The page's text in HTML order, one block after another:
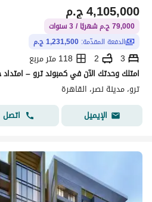
ج.م4,105,000
79,000 ج.م شهريًا / 3 سنوات
الدفعة المقدّمة: 1,231,500 ج.م
3
2
118 متر مربع
امتلك وحدتك الآن في كمبوند ترو –
ترو، مدينة نصر، القاهرة
الإيميل
اتصل